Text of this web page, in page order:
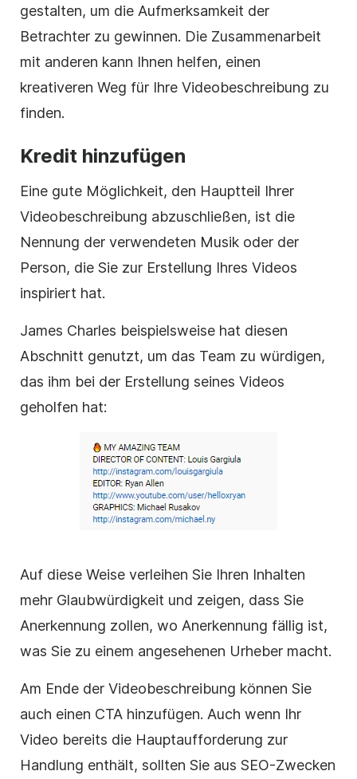
gestalten, um die Aufmerksamkeit der
Betrachter zu gewinnen. Die Zusammenarbeit
mit anderen kann Ihnen helfen, einen
kreativeren Weg für Ihre Videobeschreibung zu
finden.
Kredit hinzufügen
Eine gute Möglichkeit, den Hauptteil Ihrer
Videobeschreibung abzuschließen, ist die
Nennung der verwendeten Musik oder der
Person, die Sie zur Erstellung Ihres Videos
inspiriert hat.
James Charles beispielsweise hat diesen
Abschnitt genutzt, um das Team zu würdigen,
das ihm bei der Erstellung seines Videos
geholfen hat:
Auf diese Weise verleihen Sie Ihren Inhalten
mehr Glaubwürdigkeit und zeigen, dass Sie
Anerkennung zollen, wo Anerkennung fällig ist,
was Sie zu einem angesehenen Urheber macht.
Am Ende der Videobeschreibung können Sie
auch einen CTA hinzufügen. Auch wenn Ihr
Video bereits die Hauptaufforderung zur
Handlung enthält, sollten Sie aus SEO-Zwecken